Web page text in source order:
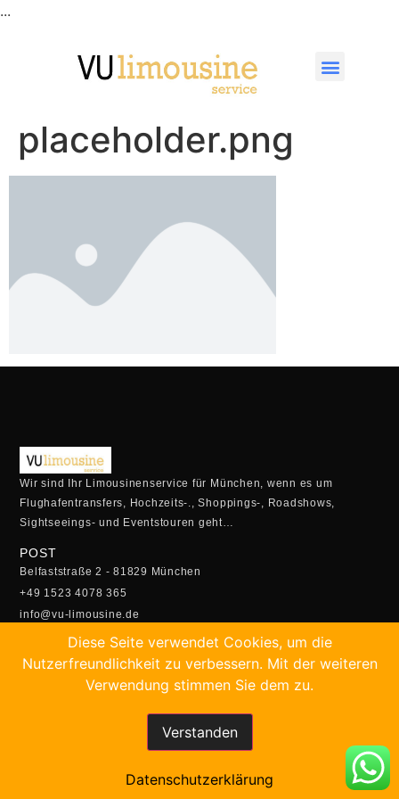
...
placeholder.png
Wir sind Ihr Limousinenservice für München, wenn es um
Flughafentransfers, Hochzeits-., Shoppings-, Roadshows,
Sightseeings- und Eventstouren geht…
POST
Belfaststraße 2 - 81829 München
+49 1523 4078 365
info@vu-limousine.de
Montag - Freitag:
05:00 Uhr - 23:00 Uhr
Samstag- Sonntag:
Buchen Sie Ihren Transfer online!
Diese Seite verwendet Cookies, um die
Nutzerfreundlichkeit zu verbessern. Mit der weiteren
Verwendung stimmen Sie dem zu.
Verstanden
Datenschutzerklärung